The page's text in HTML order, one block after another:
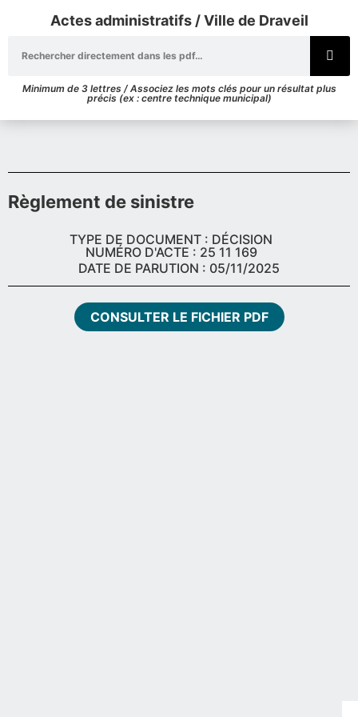
Actes administratifs / Ville de Draveil
Minimum de 3 lettres / Associez les mots clés pour un résultat plus
précis (ex : centre technique municipal)
Règlement de sinistre
TYPE DE DOCUMENT : DÉCISION
NUMÉRO D'ACTE : 25 11 169
DATE DE PARUTION : 05/11/2025
CONSULTER LE FICHIER PDF